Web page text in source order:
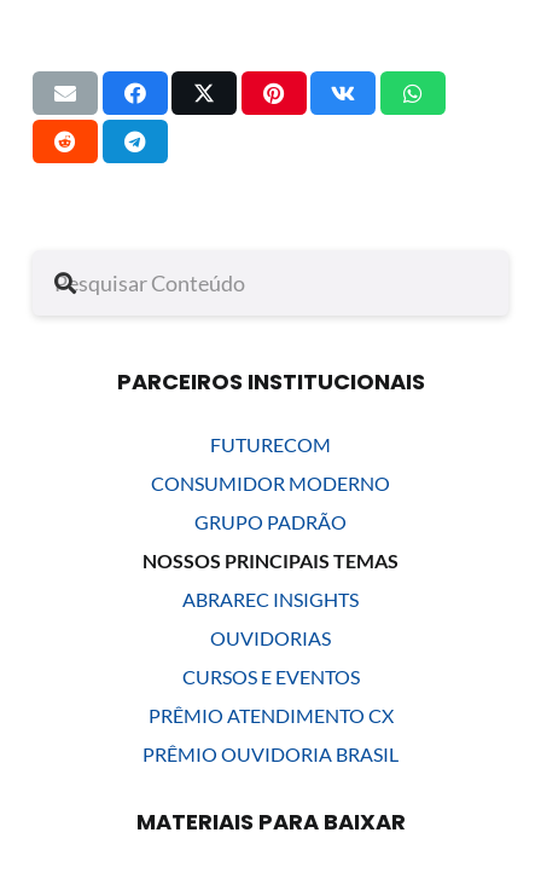
PARCEIROS INSTITUCIONAIS
FUTURECOM
CONSUMIDOR MODERNO
GRUPO PADRÃO
NOSSOS PRINCIPAIS TEMAS
ABRAREC INSIGHTS
OUVIDORIAS
CURSOS E EVENTOS
PRÊMIO ATENDIMENTO CX
PRÊMIO OUVIDORIA BRASIL
MATERIAIS PARA BAIXAR